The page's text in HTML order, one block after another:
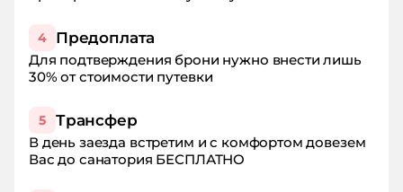
4 Предоплата
Для подтверждения брони нужно внести лишь
30% от стоимости путевки
5 Трансфер
В день заезда встретим и с комфортом довезем
Вас до санатория БЕСПЛАТНО